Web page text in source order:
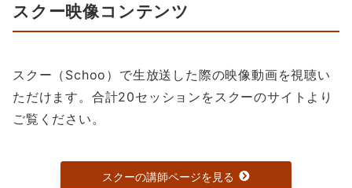
スクー映像コンテンツ
スクー（Schoo）で生放送した際の映像動画を視聴い
ただけます。合計20セッションをスクーのサイトより
ご覧ください。
スクーの講師ページを見る